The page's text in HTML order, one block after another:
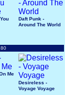
Daft Punk -
Around The World
Me
Desireless -
Voyage Voyage